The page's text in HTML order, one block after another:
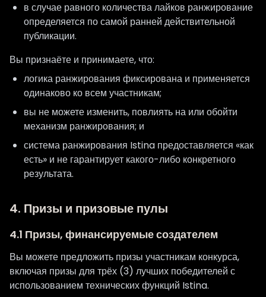
в случае равного количества лайков ранжирование
определяется по самой ранней действительной
публикации.
Вы признаёте и принимаете, что:
логика ранжирования фиксирована и применяется
одинаково ко всем участникам;
вы не можете изменить, повлиять на или обойти
механизм ранжирования; и
система ранжирования Istina предоставляется «как
есть» и не гарантирует какого-либо конкретного
результата.
4. Призы и призовые пулы
4.1 Призы, финансируемые создателем
Вы можете предложить призы участникам конкурса,
включая призы для трёх (3) лучших победителей с
использованием технических функций Istina.